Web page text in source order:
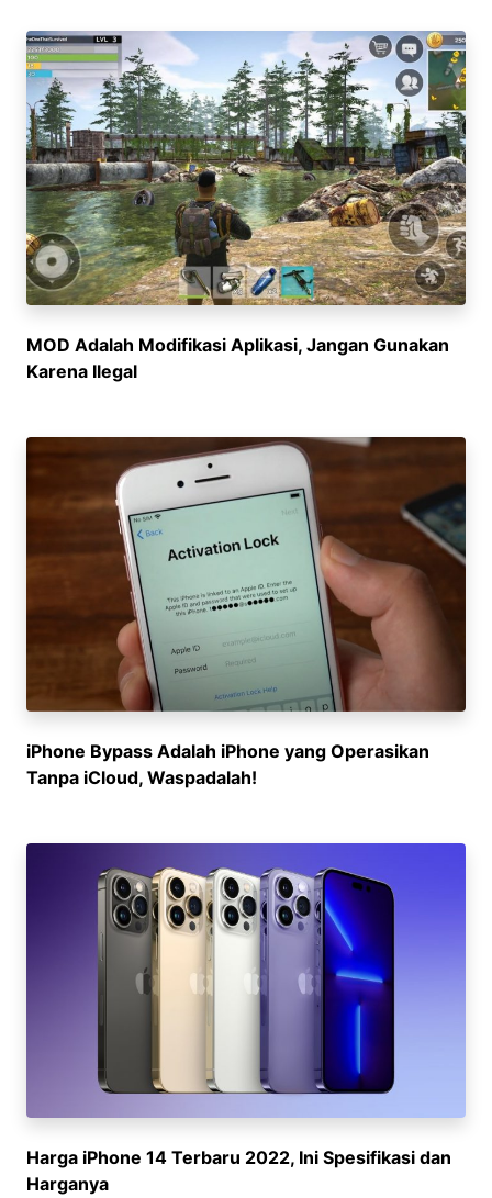
MOD Adalah Modifikasi Aplikasi, Jangan Gunakan
Karena Ilegal
iPhone Bypass Adalah iPhone yang Operasikan
Tanpa iCloud, Waspadalah!
Harga iPhone 14 Terbaru 2022, Ini Spesifikasi dan
Harganya